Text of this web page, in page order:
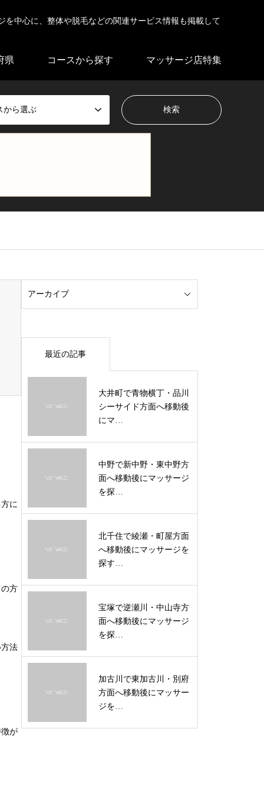
中心に、整体や脱毛などの関連サービス情報も掲載して
県 コースから探す マッサージ店特集
から選ぶ
に
方
法
が
最近の記事
大井町で青物横丁・品川
シーサイド方面へ移動後
にマ…
中野で新中野・東中野方
面へ移動後にマッサージ
を探…
北千住で綾瀬・町屋方面
へ移動後にマッサージを
探す…
宝塚で逆瀬川・中山寺方
面へ移動後にマッサージ
を探…
加古川で東加古川・別府
方面へ移動後にマッサー
ジを…